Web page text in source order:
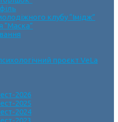
клубу “Імідж”
“Маска”
проєкт VeLa
2026
2025
2024
2023